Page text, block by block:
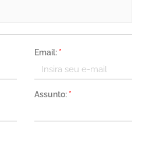
Email: *
Assunto: *